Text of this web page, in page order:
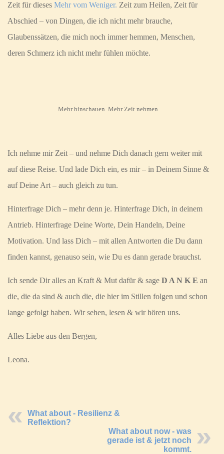
Zeit für dieses Mehr vom Weniger. Zeit zum Heilen, Zeit für
Abschied – von Dingen, die ich nicht mehr brauche,
Glaubenssätzen, die mich noch immer hemmen, Menschen,
deren Schmerz ich nicht mehr fühlen möchte.
Mehr hinschauen. Mehr Zeit nehmen.
Ich nehme mir Zeit – und nehme Dich danach gern weiter mit
auf diese Reise. Und lade Dich ein, es mir – in Deinem Sinne &
auf Deine Art – auch gleich zu tun.
Hinterfrage Dich – mehr denn je. Hinterfrage Dich, in deinem
Antrieb. Hinterfrage Deine Worte, Dein Handeln, Deine
Motivation. Und lass Dich – mit allen Antworten die Du dann
finden kannst, genauso sein, wie Du es dann gerade brauchst.
Ich sende Dir alles an Kraft & Mut dafür & sage D A N K E an
die, die da sind & auch die, die hier im Stillen folgen und schon
lange gefolgt haben. Wir sehen, lesen & wir hören uns.
Alles Liebe aus den Bergen,
Leona.
What about - Resilienz &
Reflektion?
What about now - was
gerade ist & jetzt noch
kommt.